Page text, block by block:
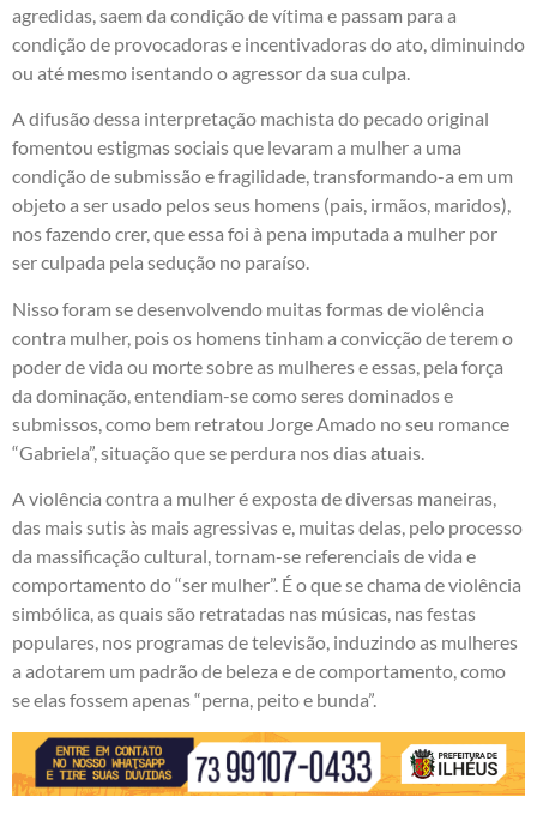
agredidas, saem da condição de vítima e passam para a
condição de provocadoras e incentivadoras do ato, diminuindo
ou até mesmo isentando o agressor da sua culpa.
A difusão dessa interpretação machista do pecado original
fomentou estigmas sociais que levaram a mulher a uma
condição de submissão e fragilidade, transformando-a em um
objeto a ser usado pelos seus homens (pais, irmãos, maridos),
nos fazendo crer, que essa foi à pena imputada a mulher por
ser culpada pela sedução no paraíso.
Nisso foram se desenvolvendo muitas formas de violência
contra mulher, pois os homens tinham a convicção de terem o
poder de vida ou morte sobre as mulheres e essas, pela força
da dominação, entendiam-se como seres dominados e
submissos, como bem retratou Jorge Amado no seu romance
“Gabriela”, situação que se perdura nos dias atuais.
A violência contra a mulher é exposta de diversas maneiras,
das mais sutis às mais agressivas e, muitas delas, pelo processo
da massificação cultural, tornam-se referenciais de vida e
comportamento do “ser mulher”. É o que se chama de violência
simbólica, as quais são retratadas nas músicas, nas festas
populares, nos programas de televisão, induzindo as mulheres
a adotarem um padrão de beleza e de comportamento, como
se elas fossem apenas “perna, peito e bunda”.